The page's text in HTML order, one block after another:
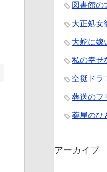
図書館の
大正処女
大蛇に嫁
私の幸せ
空挺ドラ
葬送のフ
薬屋のひ
アーカイブ